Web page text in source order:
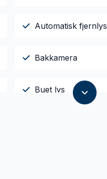
Automatisk fjernlys
Bakkamera
Buet lys